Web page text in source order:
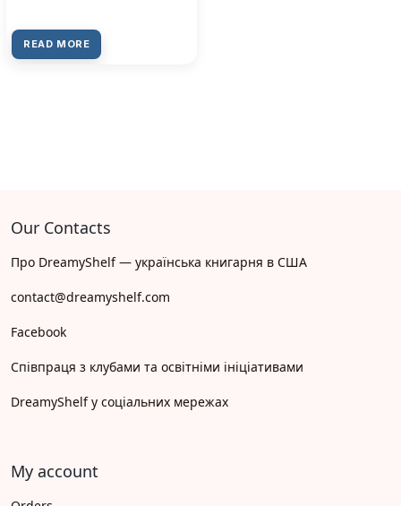
READ MORE
Our Contacts
Про DreamyShelf — українська книгарня в США
contact@dreamyshelf.com
Facebook
Співпраця з клубами та освітніми ініціативами
DreamyShelf у соціальних мережах
My account